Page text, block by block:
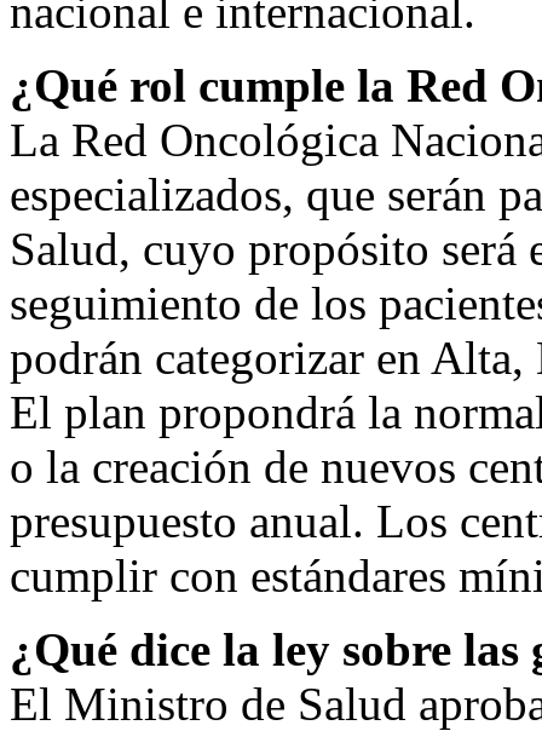
nacional e internacional.
¿Qué rol cumple la Red
La Red Oncológica
especializados, que serán
Salud, cuyo propósito
seguimiento de los
podrán categorizar en
El plan propondrá la
o la creación de nuevos
presupuesto anual. Los
cumplir con estándares
¿Qué dice la ley sobre las
El Ministro de Salud